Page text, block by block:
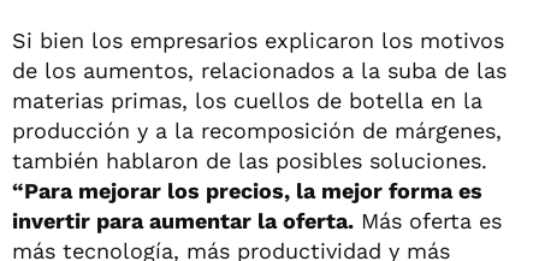
Si bien los empresarios explicaron los motivos
de los aumentos, relacionados a la suba de las
materias primas, los cuellos de botella en la
producción y a la recomposición de márgenes,
también hablaron de las posibles soluciones.
“Para mejorar los precios, la mejor forma es
invertir para aumentar la oferta. Más oferta es
más tecnología, más productividad y más